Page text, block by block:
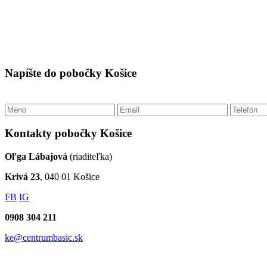
Napíšte do pobočky Košice
Kontakty pobočky Košice
Oľga Lábajová (riaditeľka)
Krivá 23, 040 01 Košice
FB IG
0908 304 211
ke@centrumbasic.sk